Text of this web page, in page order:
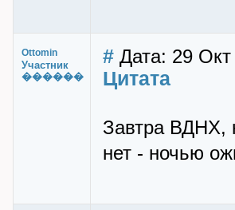
Ottomin
Участник
������
# Дата: 29
Цитата
Завтра ВДНХ,
нет - ночью